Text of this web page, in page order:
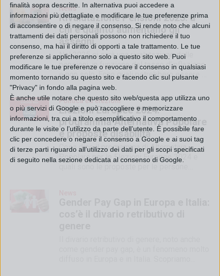
finalità sopra descritte. In alternativa puoi accedere a
informazioni più dettagliate e modificare le tue preferenze prima
di acconsentire o di negare il consenso. Si rende noto che alcuni
trattamenti dei dati personali possono non richiedere il tuo
consenso, ma hai il diritto di opporti a tale trattamento. Le tue
preferenze si applicheranno solo a questo sito web. Puoi
modificare le tue preferenze o revocare il consenso in qualsiasi
momento tornando su questo sito e facendo clic sul pulsante
"Privacy" in fondo alla pagina web.
È anche utile notare che questo sito web/questa app utilizza uno
o più servizi di Google e può raccogliere e memorizzare
informazioni, tra cui a titolo esemplificativo il comportamento
durante le visite o l’utilizzo da parte dell’utente. È possibile fare
clic per concedere o negare il consenso a Google e ai suoi tag
di terze parti riguardo all’utilizzo dei dati per gli scopi specificati
di seguito nella sezione dedicata al consenso di Google.
News
Rivalutazione Pensioni 2025: a
chi e quanto aumentano gli
assegni
Nel 2025 ci sarà una rivalutazione delle
pensioni, in funzione del tasso d'inflazione
e non solo. Ecco quali potrebbero essere gli
importi
Politica ed elezioni
Elezioni Europee 2024:
programma Alternativa Popolare
e proposte disabilità
Cosa dice il programma di Alternativa
Popolare per le Elezioni Europee 2024 e
quali sono le proposte per le persone